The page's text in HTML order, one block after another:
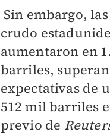
Sin embargo,
crudo
aumentaron en
barriles,
expectativas de
512 mil barriles
previo de